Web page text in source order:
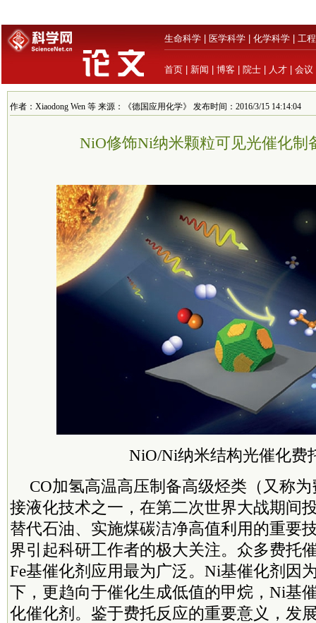
生命科学 医学科学 化学科学 工
首页 新闻 博客 院士 人才 会议
作者：Xiaodong Wen 等 来源：《德国应用化学》 发布时间：2016/3/15 14:14:04
NiO修饰Ni纳米颗粒可见光催化制
NiO/Ni纳米结构光催化费
CO加氢高温高压制备高级烃类（又称
接液化技术之一，在第二次世界大战期间
替代石油、实施煤碳洁净高值利用的重要
界引起科研工作者的极大关注。众多费托
Fe基催化剂应用最为广泛。Ni基催化剂因
下，更趋向于催化生成低值的甲烷，Ni基
化催化剂。鉴于费托反应的重要意义，发